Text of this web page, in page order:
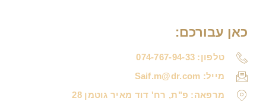
כאן עבורכם:
טלפון: 074-767-94-33
מייל: Saif.m@dr.com
מרפאה: פ"ת, רח' דוד מאיר גוטמן 28